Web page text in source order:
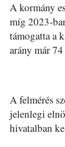
A kormány
míg 2023-
támogatta a
arány már
A felmérés
jelenlegi
hivatalban